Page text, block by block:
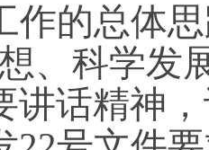
作的总体
、科学发
讲话精神